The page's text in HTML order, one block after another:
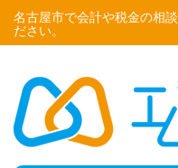
名古屋市で会計や税金の相
ださい。